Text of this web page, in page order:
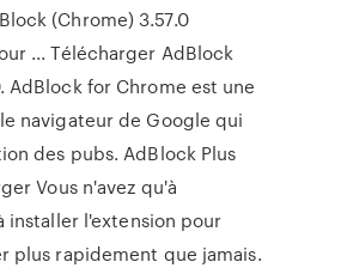
(Chrome) 3.57.0
... Télécharger AdBlock
AdBlock for Chrome est une
navigateur de Google qui
des pubs. AdBlock Plus
Vous n'avez qu'à
installer l'extension pour
plus rapidement que jamais.